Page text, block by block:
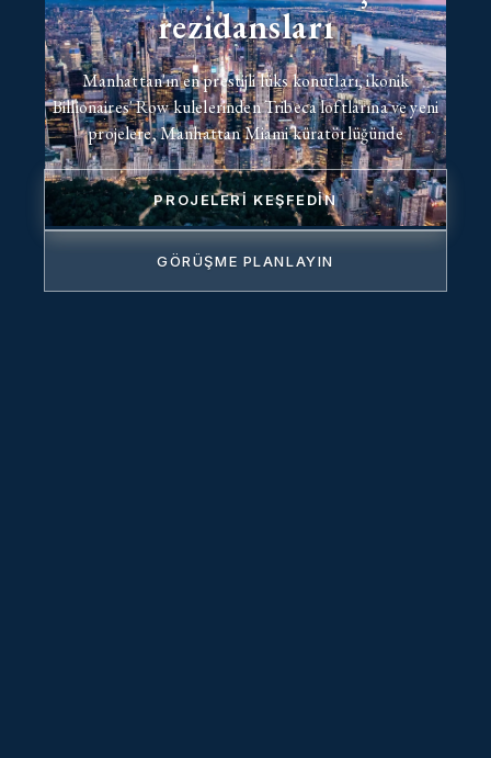
rezidansları
Manhattan'ın en prestijli lüks konutları, ikonik
Billionaires' Row kulelerinden Tribeca loftlarına ve yeni
projelere, Manhattan Miami küratörlüğünde
PROJELERI KEŞFEDIN
GÖRÜŞME PLANLAYIN